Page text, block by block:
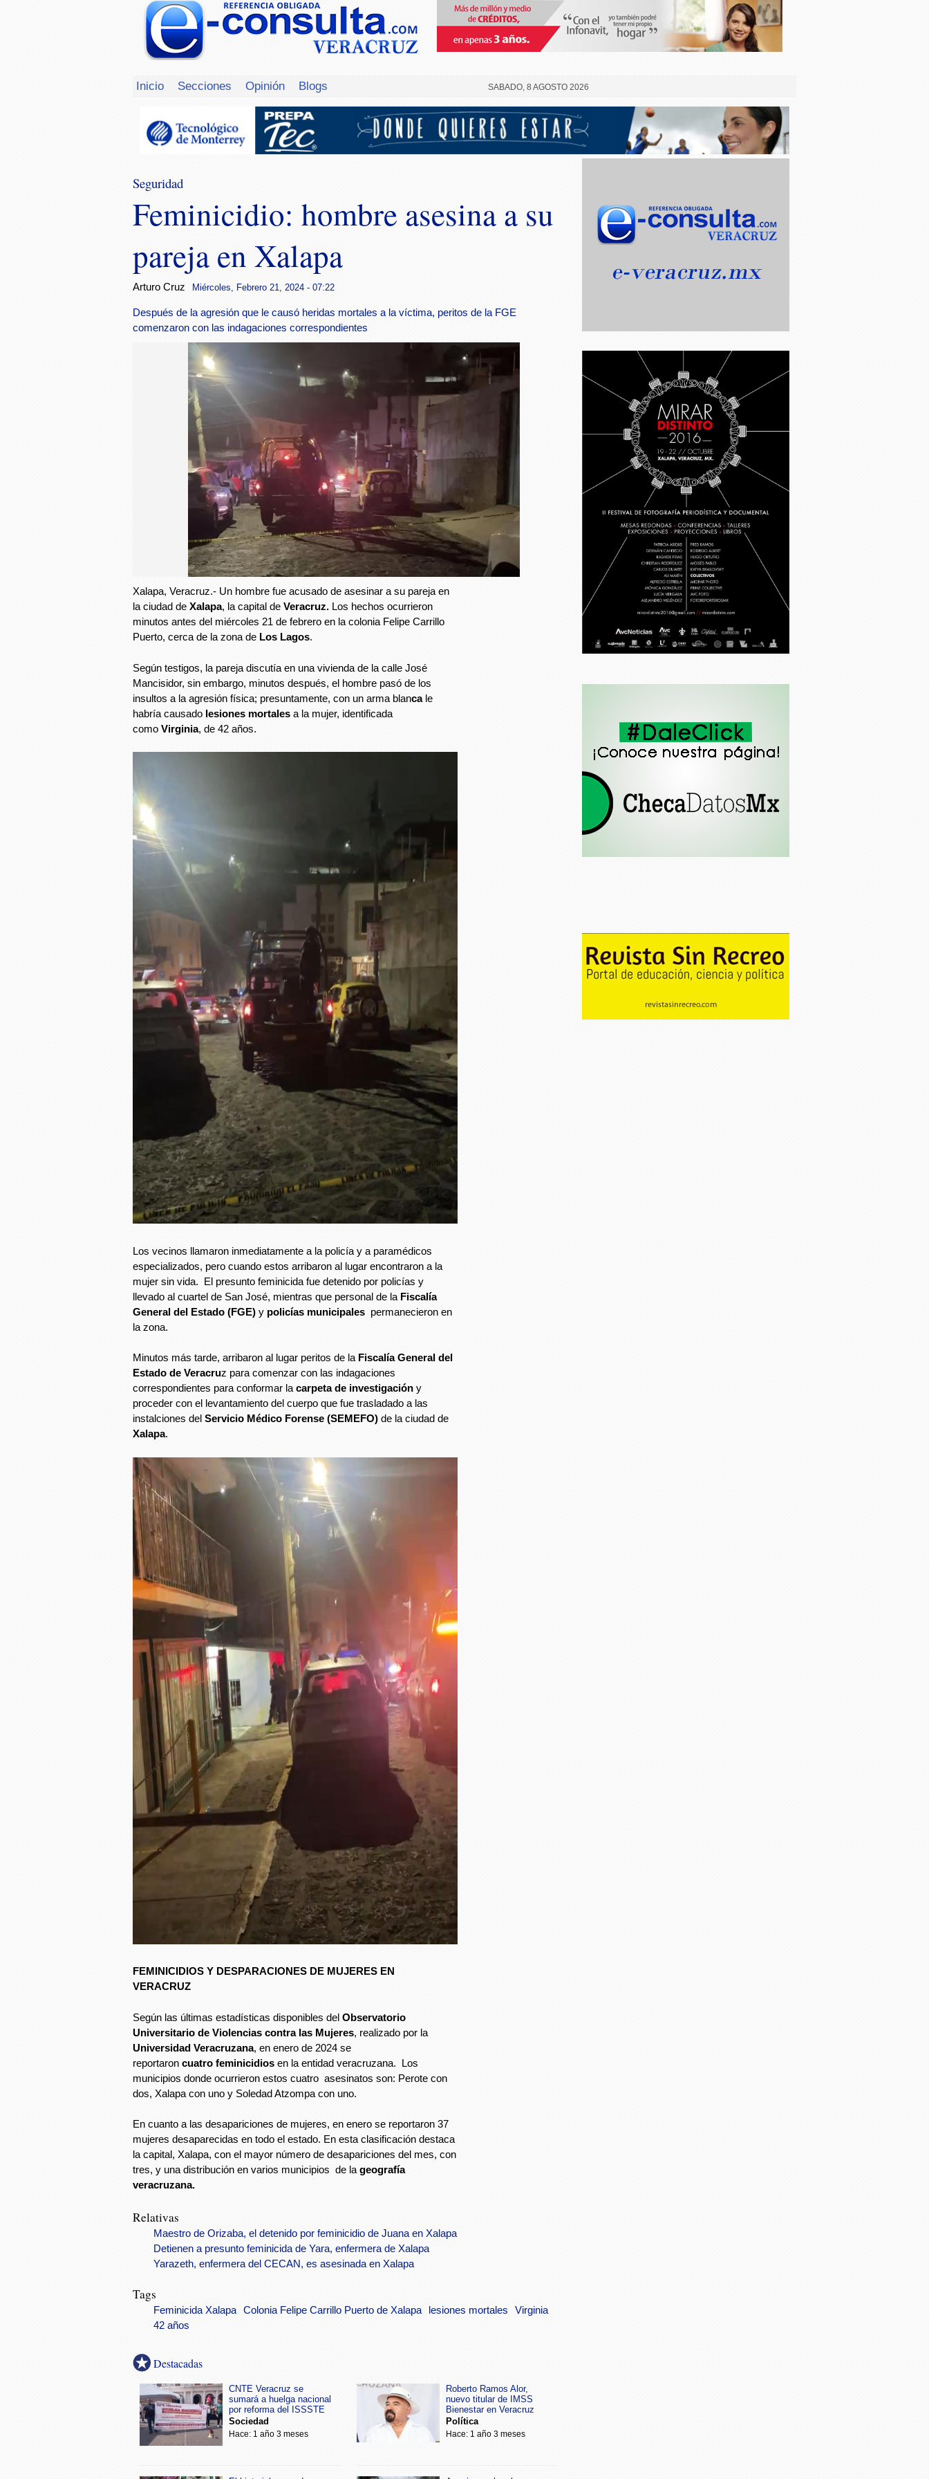
Inicio Secciones Opinión Blogs SABADO, 8 AGOSTO 2026
Seguridad
Feminicidio: hombre asesina a su
pareja en Xalapa
Arturo Cruz Miércoles, Febrero 21, 2024 - 07:22
Después de la agresión que le causó heridas mortales a la víctima, peritos de la FGE
comenzaron con las indagaciones correspondientes
Xalapa, Veracruz.- Un hombre fue acusado de asesinar a su pareja en
la ciudad de Xalapa, la capital de Veracruz. Los hechos ocurrieron
minutos antes del miércoles 21 de febrero en la colonia Felipe Carrillo
Puerto, cerca de la zona de Los Lagos.
Según testigos, la pareja discutía en una vivienda de la calle José
Mancisidor, sin embargo, minutos después, el hombre pasó de los
insultos a la agresión física; presuntamente, con un arma blanca le
habría causado lesiones mortales a la mujer, identificada
como Virginia, de 42 años.
Los vecinos llamaron inmediatamente a la policía y a paramédicos
especializados, pero cuando estos arribaron al lugar encontraron a la
mujer sin vida. El presunto feminicida fue detenido por policías y
llevado al cuartel de San José, mientras que personal de la Fiscalía
General del Estado (FGE) y policías municipales permanecieron en
la zona.
Minutos más tarde, arribaron al lugar peritos de la Fiscalía General del
Estado de Veracruz para comenzar con las indagaciones
correspondientes para conformar la carpeta de investigación y
proceder con el levantamiento del cuerpo que fue trasladado a las
instalciones del Servicio Médico Forense (SEMEFO) de la ciudad de
Xalapa.
FEMINICIDIOS Y DESPARACIONES DE MUJERES EN
VERACRUZ
Según las últimas estadísticas disponibles del Observatorio
Universitario de Violencias contra las Mujeres, realizado por la
Universidad Veracruzana, en enero de 2024 se
reportaron cuatro feminicidios en la entidad veracruzana. Los
municipios donde ocurrieron estos cuatro asesinatos son: Perote con
dos, Xalapa con uno y Soledad Atzompa con uno.
En cuanto a las desapariciones de mujeres, en enero se reportaron 37
mujeres desaparecidas en todo el estado. En esta clasificación destaca
la capital, Xalapa, con el mayor número de desapariciones del mes, con
tres, y una distribución en varios municipios de la geografía
veracruzana.
Relativas
Maestro de Orizaba, el detenido por feminicidio de Juana en Xalapa
Detienen a presunto feminicida de Yara, enfermera de Xalapa
Yarazeth, enfermera del CECAN, es asesinada en Xalapa
Tags
Feminicida Xalapa Colonia Felipe Carrillo Puerto de Xalapa lesiones mortales
Virginia
42 años
Destacadas
CNTE Veracruz se
sumará a huelga nacional
por reforma del ISSSTE
Sociedad
Hace: 1 año 3 meses
Roberto Ramos Alor,
nuevo titular de IMSS
Bienestar en Veracruz
Política
Hace: 1 año 3 meses